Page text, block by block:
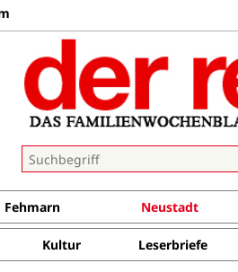
Fehmarn Neustadt
Kultur Leserbriefe